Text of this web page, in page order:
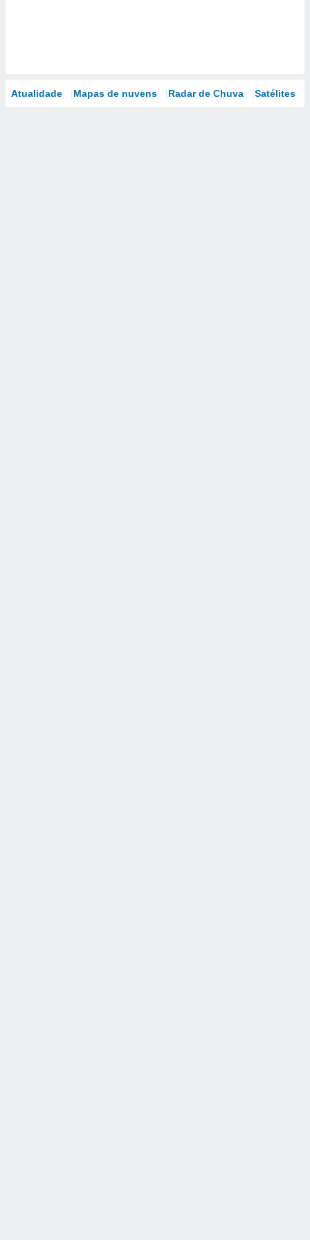
Atualidade Mapas de nuvens Radar de Chuva Satélites